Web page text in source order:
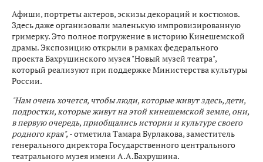
Афиши, портреты актеров, эскизы декораций и костюмов.
Здесь даже организовали маленькую импровизированную
гримерку. Это полное погружение в историю Кинешемской
драмы. Экспозицию открыли в рамках федерального
проекта Бахрушинского музея "Новый музей театра",
который реализуют при поддержке Министерства культуры
России.
"Нам очень хочется, чтобы люди, которые живут здесь, дети,
подростки, которые живут на этой кинешемской земле, они,
в первую очередь, приобщались истории и культуре своего
родного края", - отметила Тамара Бурлакова, заместитель
генерального директора Государственного центрального
театрального музея имени А.А.Бахрушина.